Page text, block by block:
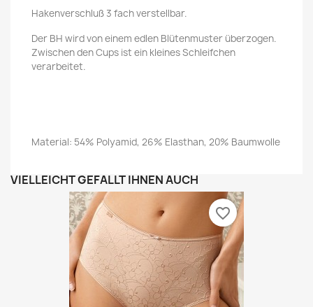
Hakenverschluß 3 fach verstellbar.
Der BH wird von einem edlen Blütenmuster überzogen.
Zwischen den Cups ist ein kleines Schleifchen
verarbeitet.
Material: 54% Polyamid, 26% Elasthan, 20% Baumwolle
VIELLEICHT GEFÄLLT IHNEN AUCH
favorite_border